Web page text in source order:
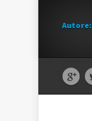
Autore: